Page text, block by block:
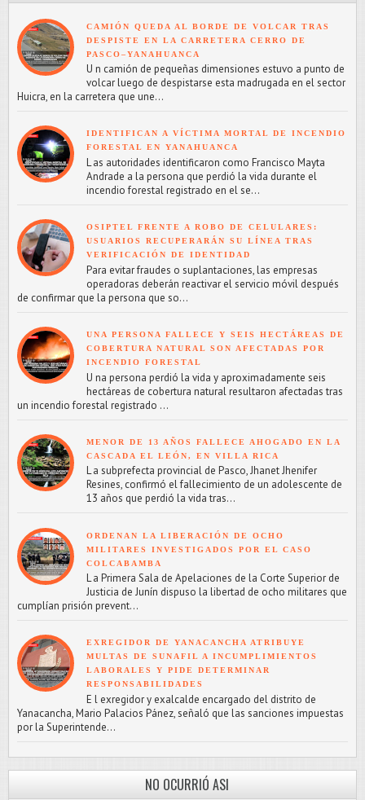
CAMIÓN QUEDA AL BORDE DE VOLCAR TRAS
DESPISTE EN LA CARRETERA CERRO DE
PASCO–YANAHUANCA
U n camión de pequeñas dimensiones estuvo a punto de
volcar luego de despistarse esta madrugada en el sector
Huicra, en la carretera que une...
IDENTIFICAN A VÍCTIMA MORTAL DE INCENDIO
FORESTAL EN YANAHUANCA
L as autoridades identificaron como Francisco Mayta
Andrade a la persona que perdió la vida durante el
incendio forestal registrado en el se...
OSIPTEL FRENTE A ROBO DE CELULARES:
USUARIOS RECUPERARÁN SU LÍNEA TRAS
VERIFICACIÓN DE IDENTIDAD
Para evitar fraudes o suplantaciones, las empresas
operadoras deberán reactivar el servicio móvil después
de confirmar que la persona que so...
UNA PERSONA FALLECE Y SEIS HECTÁREAS DE
COBERTURA NATURAL SON AFECTADAS POR
INCENDIO FORESTAL
U na persona perdió la vida y aproximadamente seis
hectáreas de cobertura natural resultaron afectadas tras
un incendio forestal registrado ...
MENOR DE 13 AÑOS FALLECE AHOGADO EN LA
CASCADA EL LEÓN, EN VILLA RICA
L a subprefecta provincial de Pasco, Jhanet Jhenifer
Resines, confirmó el fallecimiento de un adolescente de
13 años que perdió la vida tras...
ORDENAN LA LIBERACIÓN DE OCHO
MILITARES INVESTIGADOS POR EL CASO
COLCABAMBA
L a Primera Sala de Apelaciones de la Corte Superior de
Justicia de Junín dispuso la libertad de ocho militares que
cumplían prisión prevent...
EXREGIDOR DE YANACANCHA ATRIBUYE
MULTAS DE SUNAFIL A INCUMPLIMIENTOS
LABORALES Y PIDE DETERMINAR
RESPONSABILIDADES
E l exregidor y exalcalde encargado del distrito de
Yanacancha, Mario Palacios Pánez, señaló que las sanciones impuestas
por la Superintende...
NO OCURRIÓ ASI